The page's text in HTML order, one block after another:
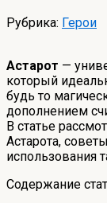
Рубрика: Герои
Астарот —
который
будь то
дополнением
В статье
Астарота,
использования
Содержание